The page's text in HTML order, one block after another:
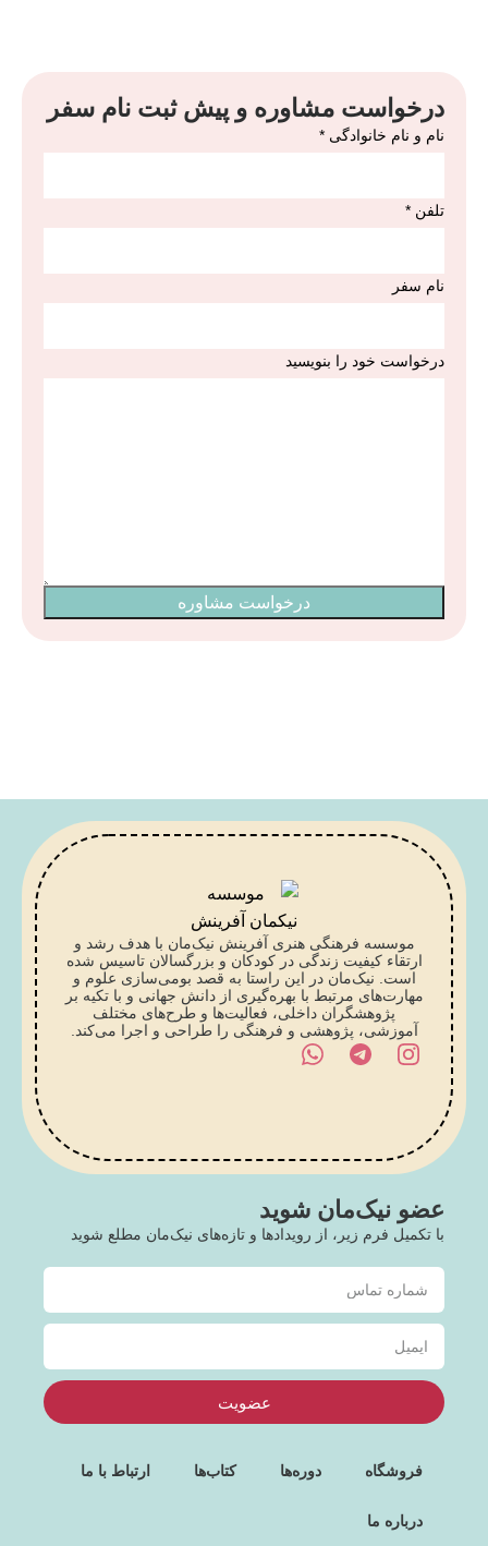
درخواست مشاوره و پیش ثبت نام سفر
نام و نام خانوادگی *
تلفن *
نام سفر
نام
درخواست خود را بنویسید
درخواست مشاوره
موسسه فرهنگی هنری آفرینش نیک‌مان با هدف رشد و
ارتقاء کیفیت زندگی در کودکان و بزرگسالان تاسیس شده
است. نیک‌مان در این راستا به قصد بومی‌سازی علوم و
مهارت‌های مرتبط با بهره‌گیری از دانش جهانی و با تکیه بر
پژوهشگران داخلی، فعالیت‌ها و طرح‌های مختلف
آموزشی، پژوهشی و فرهنگی را طراحی و اجرا می‌کند.
عضو نیک‌مان شوید
با تکمیل فرم زیر، از رویدادها و تازه‌های نیک‌مان مطلع شوید
عضویت
فروشگاه دوره‌ها کتاب‌ها ارتباط با ما
درباره ما